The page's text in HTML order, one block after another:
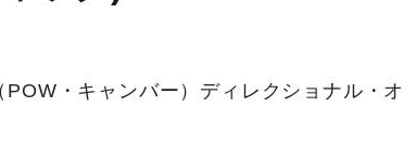
・キャンバー）ディレクショナル・